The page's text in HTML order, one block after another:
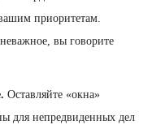
приоритетам.
вы говорите
Оставляйте «окна»
для непредвиденных дел